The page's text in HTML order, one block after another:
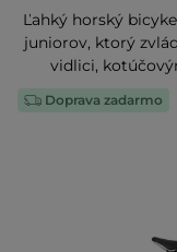
Ľahký horský
juniorov, ktorý
vidlici,
Doprava zadarmo